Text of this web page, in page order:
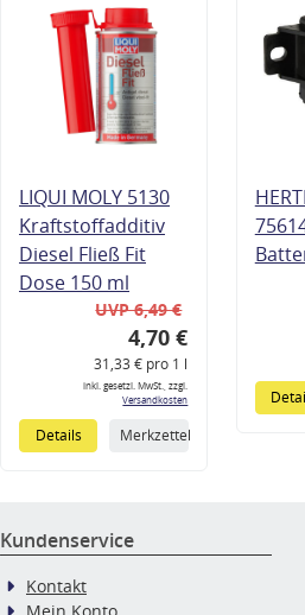
LIQUI MOLY 5130
Kraftstoffadditiv
Diesel Fließ Fit
Dose 150 ml
UVP 6,49 €
4,70 €
31,33 € pro 1 l
inkl. gesetzl. MwSt., zzgl.
Versandkosten
Details Merkzettel
Kundenservice
Kontakt